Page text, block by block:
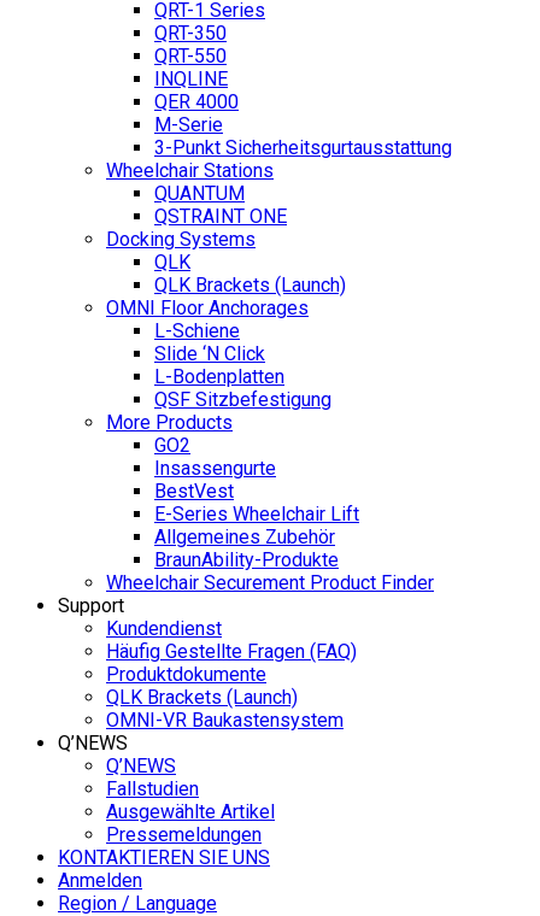
QRT-1 Series
QRT-350
QRT-550
INQLINE
QER 4000
M-Serie
3-Punkt Sicherheitsgurtausstattung
Wheelchair Stations
QUANTUM
QSTRAINT ONE
Docking Systems
QLK
QLK Brackets (Launch)
OMNI Floor Anchorages
L-Schiene
Slide ‘N Click
L-Bodenplatten
QSF Sitzbefestigung
More Products
GO2
Insassengurte
BestVest
E-Series Wheelchair Lift
Allgemeines Zubehör
BraunAbility-Produkte
Wheelchair Securement Product Finder
Support
Kundendienst
Häufig Gestellte Fragen (FAQ)
Produktdokumente
QLK Brackets (Launch)
OMNI-VR Baukastensystem
Q’NEWS
Q’NEWS
Fallstudien
Ausgewählte Artikel
Pressemeldungen
KONTAKTIEREN SIE UNS
Anmelden
Region / Language